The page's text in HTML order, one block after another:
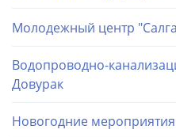
Молодежный центр
Водопроводно-
Довурак
Новогодние мероприятия